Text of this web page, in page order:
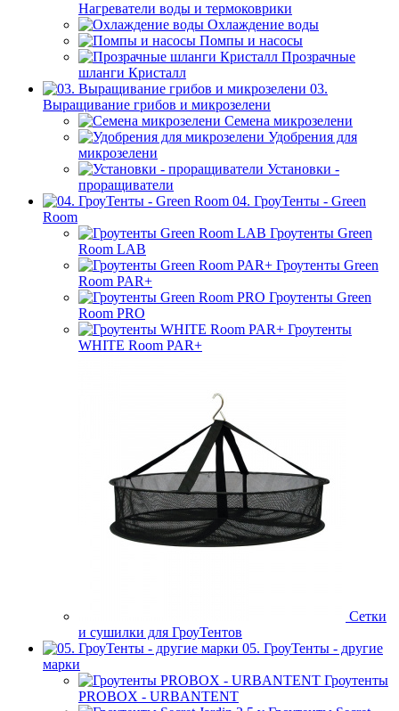
Нагреватели воды и термоковрики
Охлаждение воды
Помпы и насосы
Прозрачные
шланги Кристалл
03.
Выращивание грибов и микрозелени
Семена микрозелени
Удобрения для
микрозелени
Установки -
проращиватели
04. ГроуТенты - Green
Room
Гроутенты Green
Room LAB
Гроутенты Green
Room PAR+
Гроутенты Green
Room PRO
Гроутенты
WHITE Room PAR+
Сетки
и сушилки для ГроуТентов
05. ГроуТенты - другие
марки
Гроутенты
PROBOX - URBANTENT